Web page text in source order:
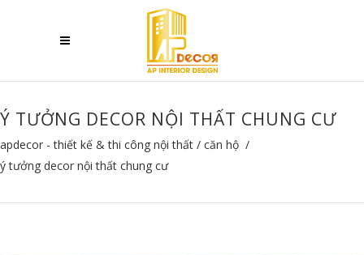
Ý TƯỞNG DECOR NỘI THẤT CHUNG CƯ
apdecor - thiết kế & thi công nội thất / căn hộ /
ý tưởng decor nội thất chung cư